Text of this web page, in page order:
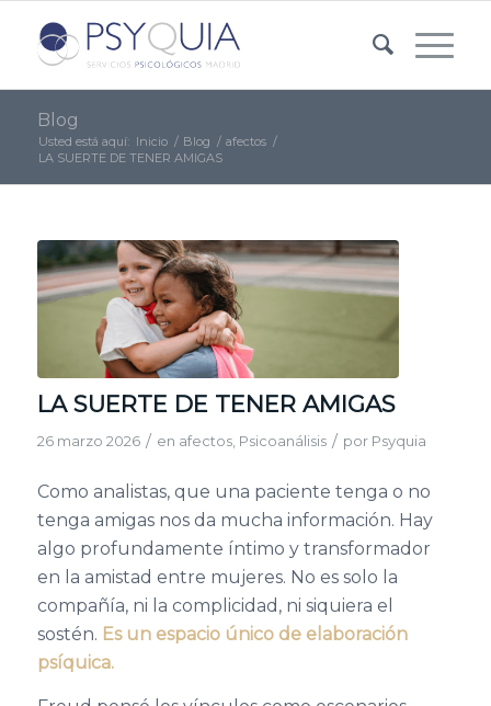
Blog
Usted está aquí: Inicio / Blog / afectos /
LA SUERTE DE TENER AMIGAS
LA SUERTE DE TENER AMIGAS
26 marzo 2026 / en afectos, Psicoanálisis / por Psyquia
Como analistas, que una paciente tenga o no
tenga amigas nos da mucha información. Hay
algo profundamente íntimo y transformador
en la amistad entre mujeres. No es solo la
compañía, ni la complicidad, ni siquiera el
sostén. Es un espacio único de elaboración
psíquica.